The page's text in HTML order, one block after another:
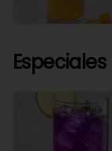
Especiales